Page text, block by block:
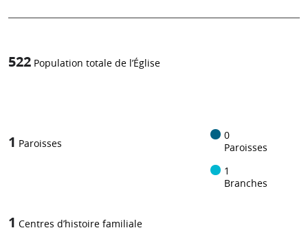
522 Population totale de l’Église
1 Paroisses
0
Paroisses
1
Branches
1 Centres d’histoire familiale